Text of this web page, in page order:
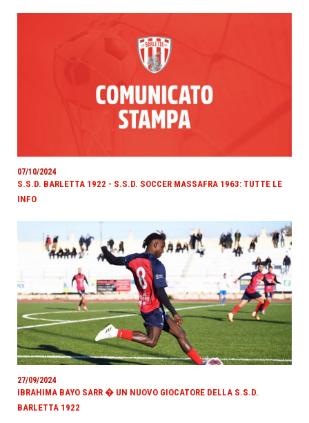
07/10/2024
S.S.D. BARLETTA 1922 - S.S.D. SOCCER MASSAFRA 1963: TUTTE LE
INFO
27/09/2024
IBRAHIMA BAYO SARR � UN NUOVO GIOCATORE DELLA S.S.D.
BARLETTA 1922